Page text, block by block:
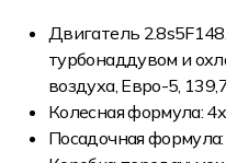
Двигатель
турбонаддувом и
воздуха, Евро-5,
Колесная формула:
Посадочная